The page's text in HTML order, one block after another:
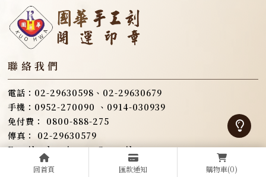
回首頁 匯款通知 購物車(0)
0800-888-275
02-29630579
kowinmax@gmail.com
新北市板橋區漢生東路279巷4號1樓